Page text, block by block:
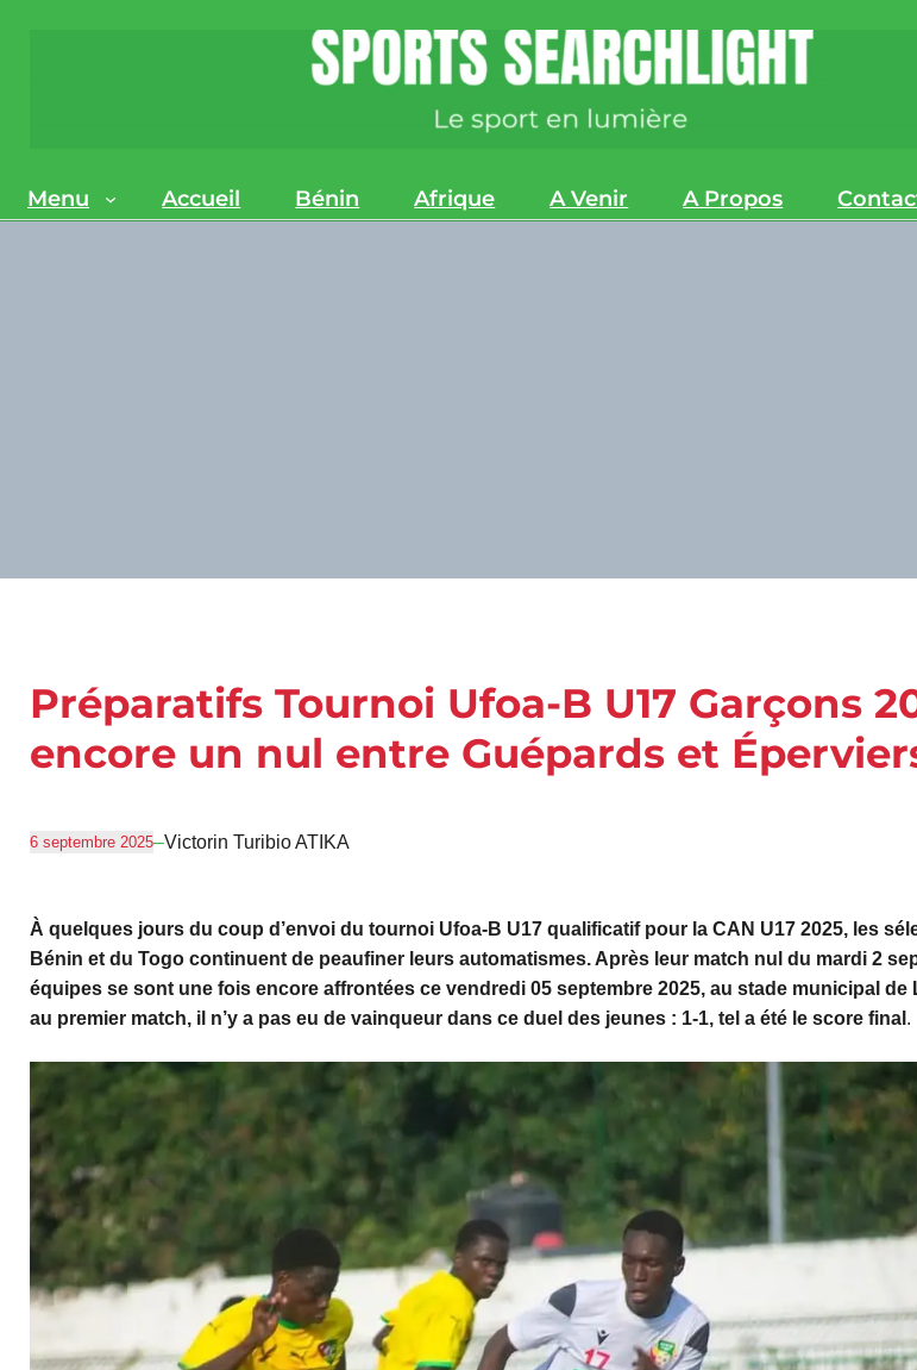
Menu Accueil Bénin Afrique A Venir A Propos
Préparatifs Tournoi Ufoa-B U17 Garçons
encore un nul entre Guépards et
6 septembre 2025–Victorin Turibio ATIKA
À quelques jours du coup d’envoi du tournoi Ufoa-B U17 qualificatif pour la CAN U17 2025, les
Bénin et du Togo continuent de peaufiner leurs automatismes. Après leur match nul du mardi 2
équipes se sont une fois encore affrontées ce vendredi 05 septembre 2025, au stade municipal de
au premier match, il n’y a pas eu de vainqueur dans ce duel des jeunes : 1-1, tel a été le score final .